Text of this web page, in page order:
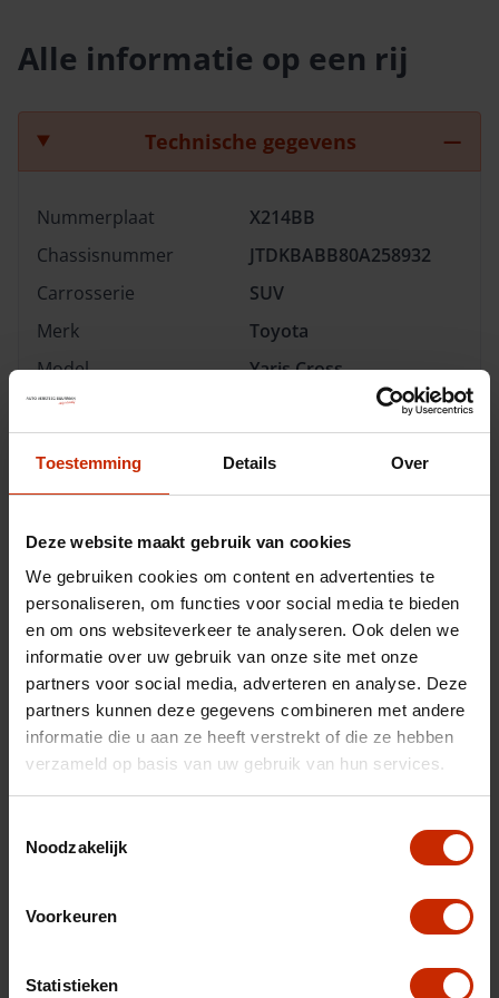
Toestemming Details Over
Deze website maakt gebruik van cookies
We gebruiken cookies om content en advertenties te
personaliseren, om functies voor social media te bieden
en om ons websiteverkeer te analyseren. Ook delen we
informatie over uw gebruik van onze site met onze
partners voor social media, adverteren en analyse. Deze
partners kunnen deze gegevens combineren met andere
informatie die u aan ze heeft verstrekt of die ze hebben
verzameld op basis van uw gebruik van hun services.
Noodzakelijk
Voorkeuren
Statistieken
Alle informatie op een rij
Technische gegevens
Nummerplaat
X214BB
Chassisnummer
JTDKBABB80A258932
Carrosserie
SUV
Merk
Toyota
Model
Yaris Cross
Type
1.5 Hybrid Active
Max trekgewicht
750 kg
C02 uitstoot
101 g/km
Motorrijtuigen belasting € 145 - 158 per kwartaal
Energielabel
A
Vermogen
116 pk
Topsnelheid
170 km/u
Cilinders
Kleur